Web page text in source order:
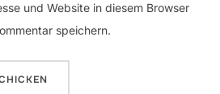
und Website in diesem Browser
speichern.